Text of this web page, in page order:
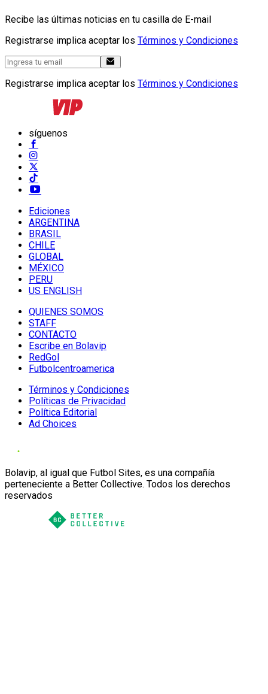
Recibe las últimas noticias en tu casilla de E-mail
Registrarse implica aceptar los Términos y Condiciones
Registrarse implica aceptar los Términos y Condiciones
síguenos
Ediciones
ARGENTINA
BRASIL
CHILE
GLOBAL
MÉXICO
PERU
US ENGLISH
QUIENES SOMOS
STAFF
CONTACTO
Escribe en Bolavip
RedGol
Futbolcentroamerica
Términos y Condiciones
Políticas de Privacidad
Política Editorial
Ad Choices
Bolavip, al igual que Futbol Sites, es una compañía
perteneciente a Better Collective. Todos los derechos
reservados